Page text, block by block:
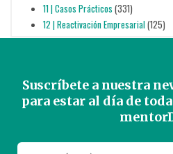
11 | Casos Prácticos (331)
12 | Reactivación Empresarial(125)
Suscríbete a nuestra
para estar al día de